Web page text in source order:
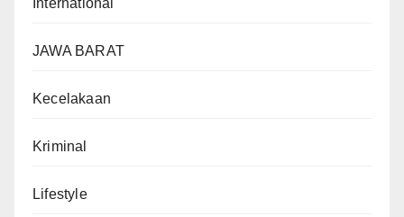
International
JAWA BARAT
Kecelakaan
Kriminal
Lifestyle